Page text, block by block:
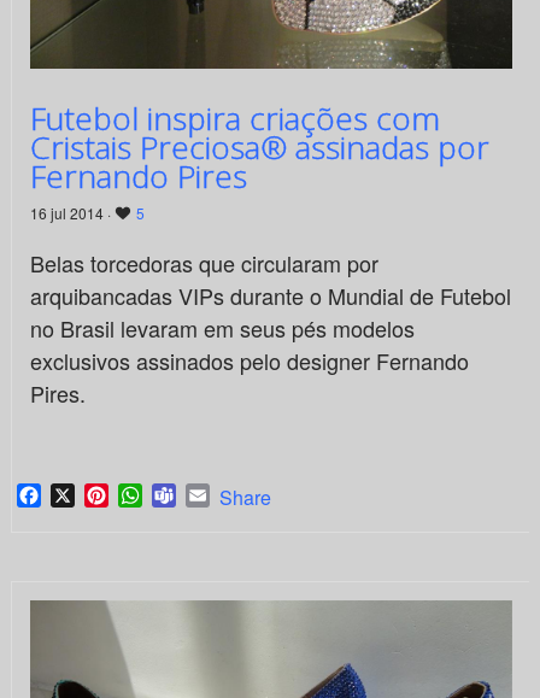
Futebol inspira criações com
Cristais Preciosa® assinadas por
Fernando Pires
16 jul 2014 · 5
Belas torcedoras que circularam por
arquibancadas VIPs durante o Mundial de Futebol
no Brasil levaram em seus pés modelos
exclusivos assinados pelo designer Fernando
Pires.
Facebook
X PinterestWhatsApp
TeamsEmail
Share